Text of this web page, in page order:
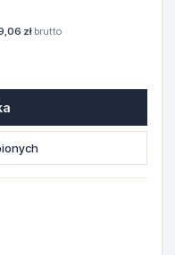
złbrutto